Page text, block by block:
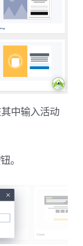
中输入活动
。